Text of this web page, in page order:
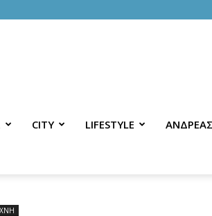
CITY LIFESTYLE